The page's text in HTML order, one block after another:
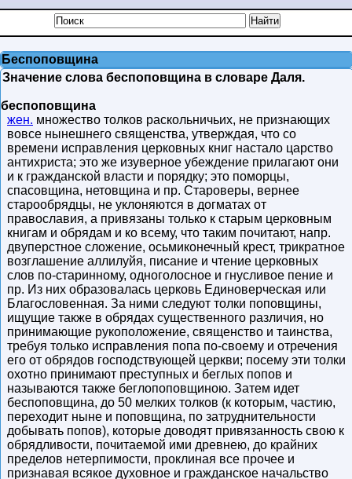
Беспоповщина
Значение слова беспоповщина в словаре Даля.
беспоповщина
жен. множество толков раскольничьих, не признающих
вовсе нынешнего священства, утверждая, что со
времени исправления церковных книг настало царство
антихриста; это же изуверное убеждение прилагают они
и к гражданской власти и порядку; это поморцы,
спасовщина, нетовщина и пр. Староверы, вернее
старообрядцы, не уклоняются в догматах от
православия, а привязаны только к старым церковным
книгам и обрядам и ко всему, что таким почитают, напр.
двуперстное сложение, осьмиконечный крест, трикратное
возглашение аллилуйя, писание и чтение церковных
слов по-старинному, одноголосное и гнусливое пение и
пр. Из них образовалась церковь Единоверческая или
Благословенная. За ними следуют толки поповщины,
ищущие также в обрядах существенного различия, но
принимающие рукоположение, священство и таинства,
требуя только исправления попа по-своему и отречения
его от обрядов господствующей церкви; посему эти толки
охотно принимают преступных и беглых попов и
называются также беглопоповщиною. Затем идет
беспоповщина, до 50 мелких толков (к которым, частию,
переходит ныне и поповщина, по затруднительности
добывать попов), которые доводят привязанность свою к
обрядливости, почитаемой ими древнею, до крайних
пределов нетерпимости, проклиная все прочее и
признавая всякое духовное и гражданское начальство